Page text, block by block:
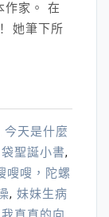
作家。 在
她筆下所
今天是什麼
袋聖誕小書,
嗖嗖，陀螺
, 妹妹生病